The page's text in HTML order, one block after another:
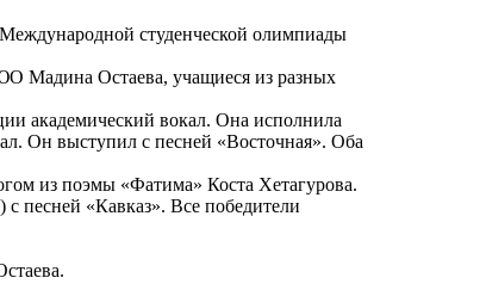
студенческой олимпиады
Мадина Остаева, учащиеся из разных
академический вокал. Она исполнила
Он выступил с песней «Восточная». Оба
из поэмы «Фатима» Коста Хетагурова.
песней «Кавказ». Все победители